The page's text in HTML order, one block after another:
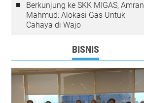
Berkunjung ke SKK MIGAS, Amran
Mahmud: Alokasi Gas Untuk
Cahaya di Wajo
BISNIS